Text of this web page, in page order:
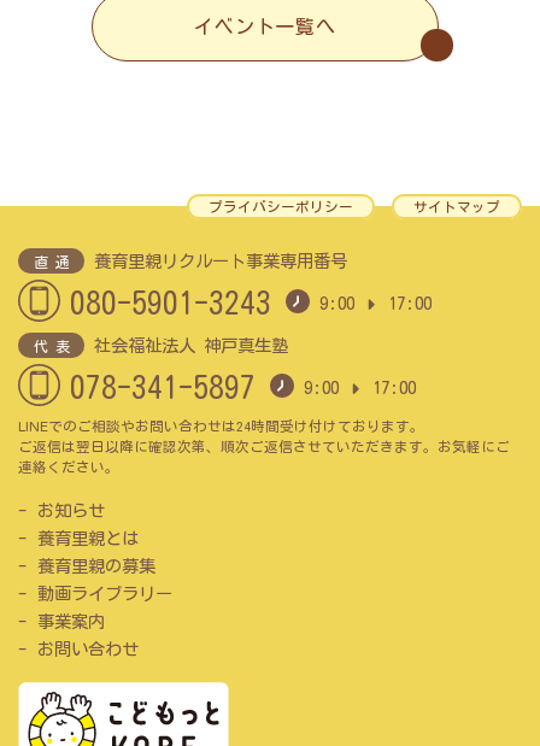
イベント一覧へ
プライバシーポリシー サイトマップ
直 通 養育里親リクルート事業専用番号
080-5901-3243 9:00 17:00
代 表 社会福祉法人 神戸真生塾
078-341-5897 9:00 17:00
LINEでのご相談やお問い合わせは24時間受け付けております。
ご返信は翌日以降に確認次第、順次ご返信させていただきます。お気軽にご
連絡ください。
お知らせ
養育里親とは
養育里親の募集
動画ライブラリー
事業案内
お問い合わせ